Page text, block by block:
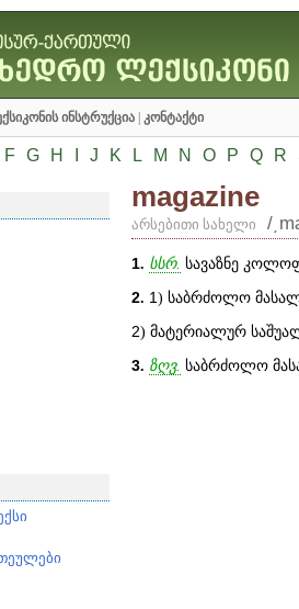
ინსტრუქცია კონტაქტი
F G H J K L M N O P Q R
magazine
არსებითი სახელი /
1. სსრ. სავაზნე
2. 1) საბრძოლო
2) მატერიალურ
3. ზღვ. საბრძოლო